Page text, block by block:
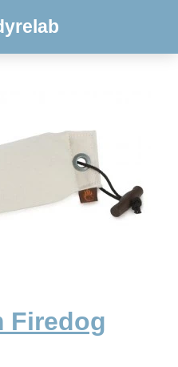
Firedog